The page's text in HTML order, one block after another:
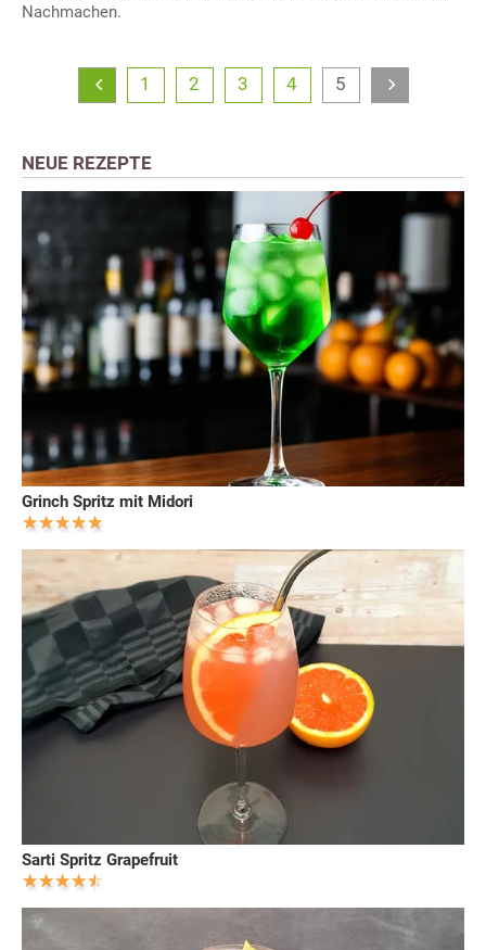
Nachmachen.
1 2 3 4 5
NEUE REZEPTE
Grinch Spritz mit Midori
Sarti Spritz Grapefruit